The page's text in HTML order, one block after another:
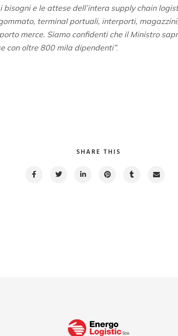
e le attese dell’intera supply chain
terminal portuali, interporti,
merce. Siamo confidenti che il Ministro
con oltre 800 mila dipendenti”.
SHARE THIS